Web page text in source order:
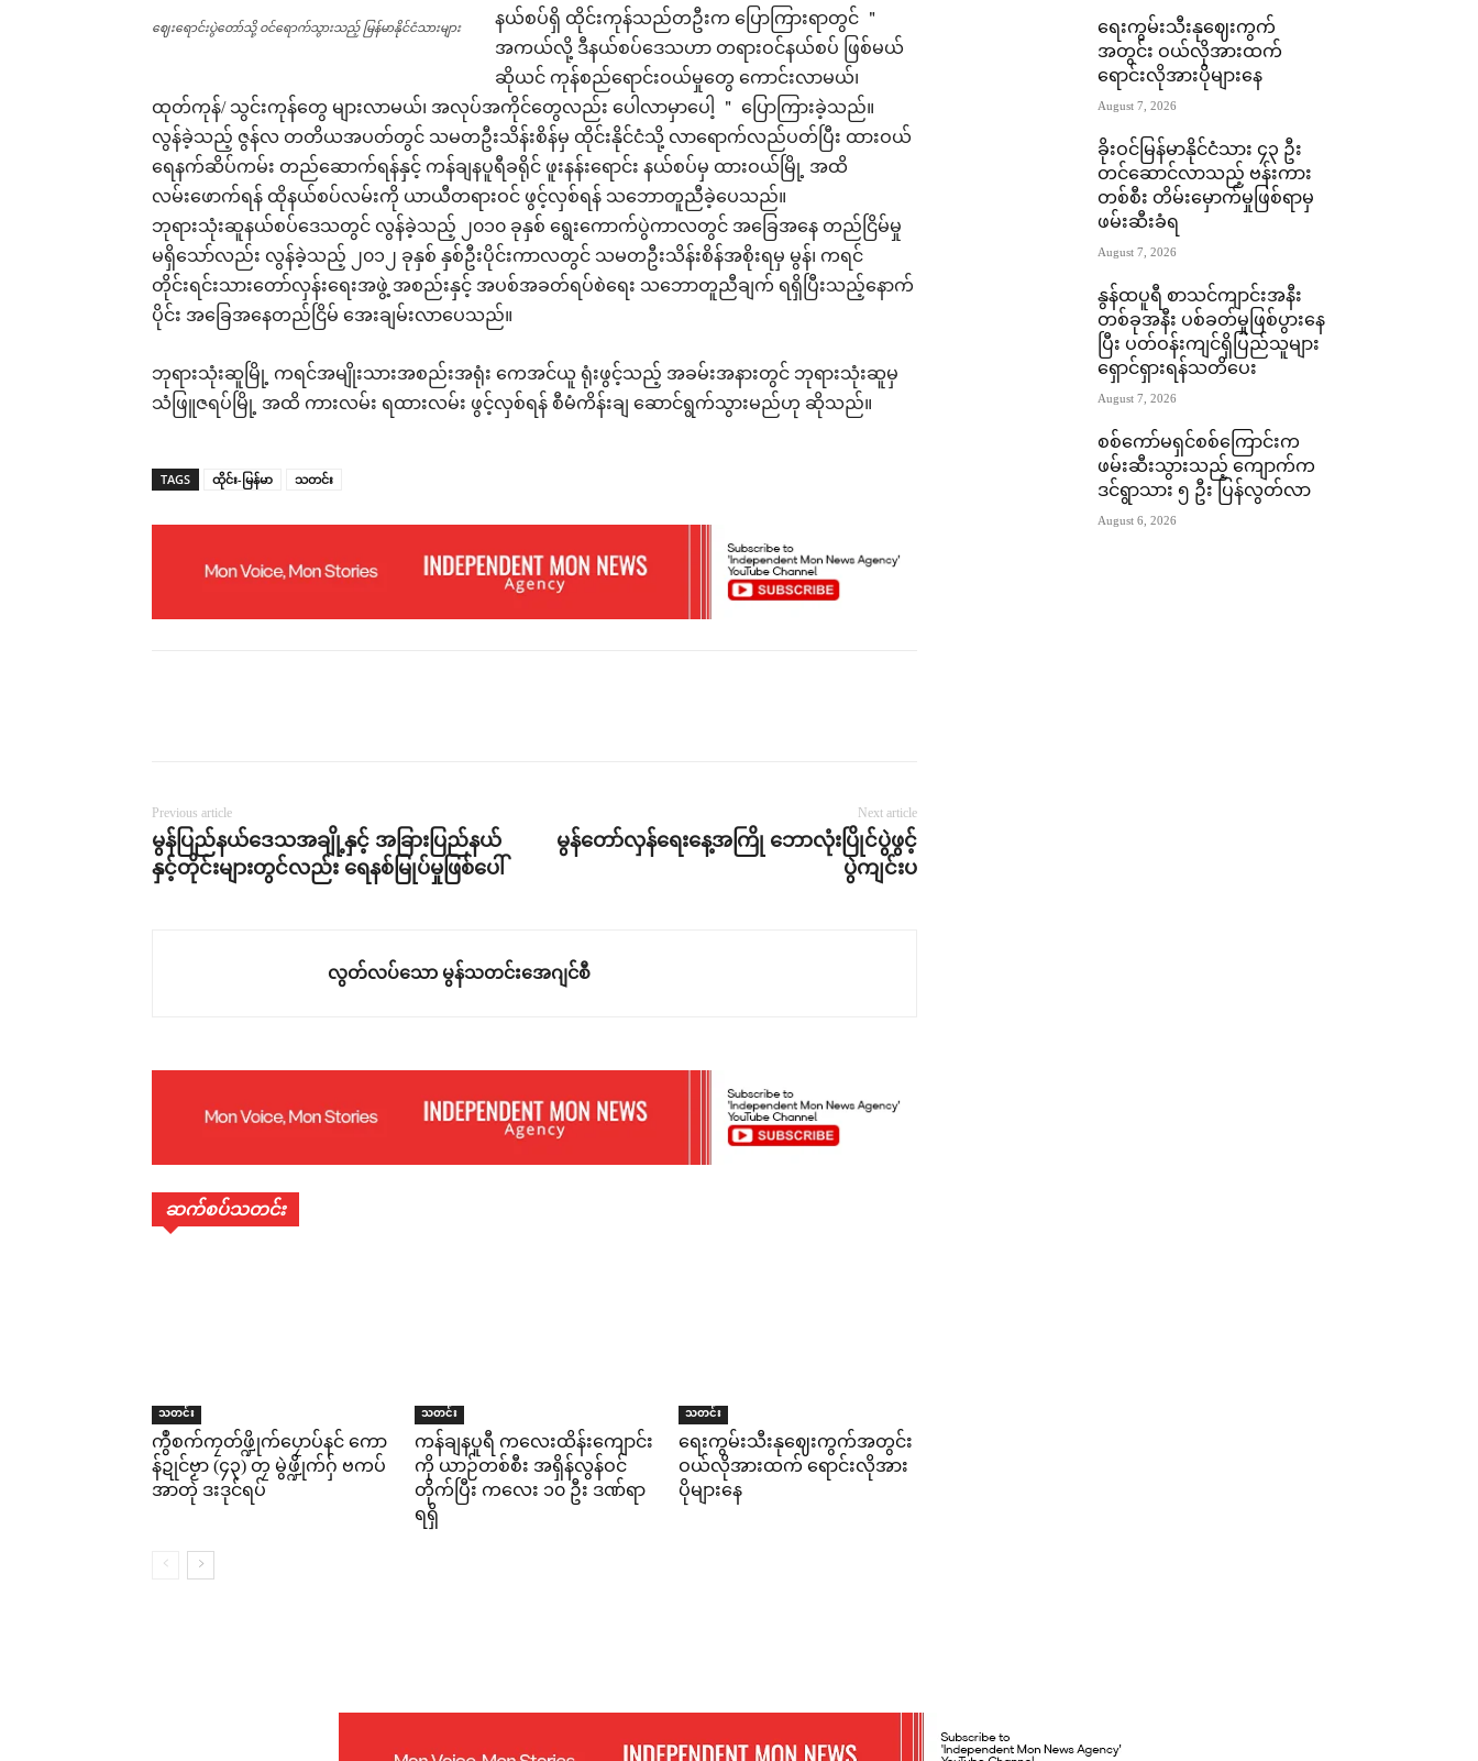
ဈေးရောင်းပွဲတော်သို့ ဝင်ရောက်သွားသည့် မြန်မာနိုင်ငံသားများ နယ်စပ်ရှိ ထိုင်းကုန်သည်တဦးက ပြောကြားရာတွင် ＂
အကယ်လို့ ဒီနယ်စပ်ဒေသဟာ တရားဝင်နယ်စပ် ဖြစ်မယ်
ဆိုယင် ကုန်စည်ရောင်းဝယ်မှုတွေ ကောင်းလာမယ်၊
ထုတ်ကုန်/ သွင်းကုန်တွေ များလာမယ်၊ အလုပ်အကိုင်တွေလည်း ပေါလာမှာပေါ့ ＂ ပြောကြားခဲ့သည်။
လွန်ခဲ့သည့် ဇွန်လ တတိယအပတ်တွင် သမတဦးသိန်းစိန်မှ ထိုင်းနိုင်ငံသို့ လာရောက်လည်ပတ်ပြီး ထားဝယ်
ရေနက်ဆိပ်ကမ်း တည်ဆောက်ရန်နှင့် ကန်ချနပူရီခရိုင် ဖူးနန်းရောင်း နယ်စပ်မှ ထားဝယ်မြို့ အထိ
လမ်းဖောက်ရန် ထိုနယ်စပ်လမ်းကို ယာယီတရားဝင် ဖွင့်လှစ်ရန် သဘောတူညီခဲ့ပေသည်။
ဘုရားသုံးဆူနယ်စပ်ဒေသတွင် လွန်ခဲ့သည့် ၂၀၁၀ ခုနှစ် ရွေးကောက်ပွဲကာလတွင် အခြေအနေ တည်ငြိမ်မှု
မရှိသော်လည်း လွန်ခဲ့သည့် ၂၀၁၂ ခုနှစ် နှစ်ဦးပိုင်းကာလတွင် သမတဦးသိန်းစိန်အစိုးရမှ မွန်၊ ကရင်
တိုင်းရင်းသားတော်လှန်းရေးအဖွဲ့ အစည်းနှင့် အပစ်အခတ်ရပ်စဲရေး သဘောတူညီချက် ရရှိပြီးသည့်နောက်
ပိုင်း အခြေအနေတည်ငြိမ် အေးချမ်းလာပေသည်။
ဘုရားသုံးဆူမြို့ ကရင်အမျိုးသားအစည်းအရုံး ကေအင်ယူ ရုံးဖွင့်သည့် အခမ်းအနားတွင် ဘုရားသုံးဆူမှ
သံဖြူဇရပ်မြို့ အထိ ကားလမ်း ရထားလမ်း ဖွင့်လှစ်ရန် စီမံကိန်းချ ဆောင်ရွက်သွားမည်ဟု ဆိုသည်။
TAGS ထိုင်း-မြန်မာ သတင်း
Previous article
မွန်ပြည်နယ်ဒေသအချို့နှင့် အခြားပြည်နယ်
နှင့်တိုင်းများတွင်လည်း ရေနစ်မြုပ်မှုဖြစ်ပေါ်
Next article
မွန်တော်လှန်ရေးနေ့အကြို ဘောလုံးပြိုင်ပွဲဖွင့်
ပွဲကျင်းပ
လွတ်လပ်သော မွန်သတင်းအေဂျင်စီ
ဆက်စပ်သတင်း
သတင်း
ကွဳစက်ကၠတ်ဖ္ဍိုက်ပၠောပ်နင် ကော
န်ဍုင်ဗၟာ (၄၃) တၠ မွဲဖ္ဍိုက်ဂှ် ဗကပ်
အာတုဲ ဒးဒုင်ရပ်
သတင်း
ကန်ချနပူရီ ကလေးထိန်းကျောင်း
ကို ယာဉ်တစ်စီး အရှိန်လွန်ဝင်
တိုက်ပြီး ကလေး ၁၀ ဦး ဒဏ်ရာ
ရရှိ
သတင်း
ရေးကွမ်းသီးနုဈေးကွက်အတွင်း
ဝယ်လိုအားထက် ရောင်းလိုအား
ပိုများနေ
ရေးကွမ်းသီးနုဈေးကွက်
အတွင်း ဝယ်လိုအားထက်
ရောင်းလိုအားပိုများနေ
August 7, 2026
ခိုးဝင်မြန်မာနိုင်ငံသား ၄၃ ဦး
တင်ဆောင်လာသည့် ဗန်းကား
တစ်စီး တိမ်းမှောက်မှုဖြစ်ရာမှ
ဖမ်းဆီးခံရ
August 7, 2026
နွန်ထပူရီ စာသင်ကျာင်းအနီး
တစ်ခုအနီး ပစ်ခတ်မှုဖြစ်ပွားနေ
ပြီး ပတ်ဝန်းကျင်ရှိပြည်သူများ
ရှောင်ရှားရန်သတိပေး
August 7, 2026
စစ်ကော်မရှင်စစ်ကြောင်းက
ဖမ်းဆီးသွားသည့် ကျောက်က
ဒင်ရွာသား ၅ ဦး ပြန်လွတ်လာ
August 6, 2026